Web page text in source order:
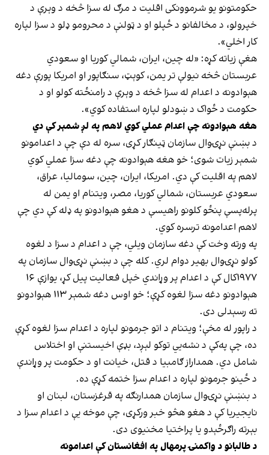
حکومتونو یو شرموونکی اقلیت د مرګ له سزا څخه د وېرې د
خپرولو، د مخالفانو د ځپلو او د ټولنې د محرومو ډلو د سزا لپاره
کار اخلي».
هغې زیاته کړه: «له چین، ایران، شمالي کوریا او سعودي
عربستان څخه نیولې تر یمن، کوېټ، سنګاپور او امریکا پورې دغه
هېوادونه د اعدام له سزا څخه د وېرې د رامنځته کولو او د
حکومت د ځواک د ښودلو لپاره استفاده کوي».
هغه هېوادونه چې اعدام عملي کوي لاهم په لږ شمېر کې دي
د بښنې نړۍوال سازمان ټینګار کړی، سره له دې چې د اعدامونو
شمېر زیات شوی؛ خو هغه هېوادونه چې دغه سزا عملي کوي
لاهم په اقلیت کې دي. امریکا، ایران، چین، سومالیا، عراق،
سعودي عربستان، شمالي کوریا، مصر، ویتنام او یمن له
پرله‌‌پسې پنځو کلونو راهیسې د هغو هېوادونو په ډله کې دي چې
لاهم اعدامونه ترسره کوي.
په ورته وخت کې دغه سازمان ویلي، چې د اعدام د سزا د لغوه
کولو نړۍوال بهیر دوام لري. کله چې د بښنې نړۍوال سازمان په
۱۹۷۷کال کې د اعدام پر وړاندي خپل فعالیت پیل کړ، یوازې ۱۶
هېوادونو دغه سزا لغوه کړې؛ خو اوس دغه شمېر ۱۱۳ هېوادونو
ته رسېدلی دی.
د راپور له مخې؛ ویتنام د اتو جرمونو لپاره د اعدام سزا لغوه کړې
ده، چې په‌کې د نشه‌‌يي توکو لېږد، بډې اخیستنې او اختلاس
شامل دي. همداراز ګامبیا د قتل، خیانت او د حکومت پر وړاندې
د ځینو جرمونو لپاره د اعدام سزا ختمه کړې ده.
د بنښنې نړۍوال سازمان همدارنګه په قرغزستان، لبنان او
نایجیریا کې د هغو هڅو خبر ورکړی، چې موخه یې د اعدام سزا د
بېرته راګرځېدو یا پراختیا مخنیوی دی.
د طالبانو د واکمنۍ پرمهال په افغانستان کې اعدامونه